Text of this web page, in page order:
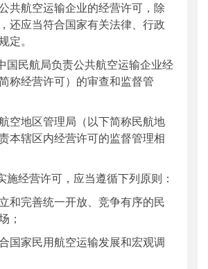
共航空运输企业的经营许可，除
还应当符合国家有关法律、行政
定。
民航局负责公共航空运输企业经
称经营许可）的审查和监督管
空地区管理局（以下简称民航地
本辖区内经营许可的监督管理相
经营许可，应当遵循下列原则：
立和完善统一开放、竞争有序的民
；
合国家民用航空运输发展和宏观调